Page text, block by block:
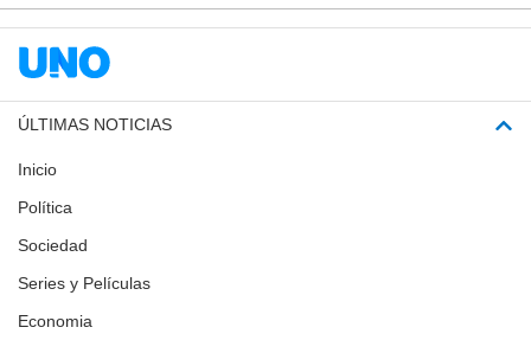
ÚLTIMAS NOTICIAS
Inicio
Política
Sociedad
Series y Películas
Economia